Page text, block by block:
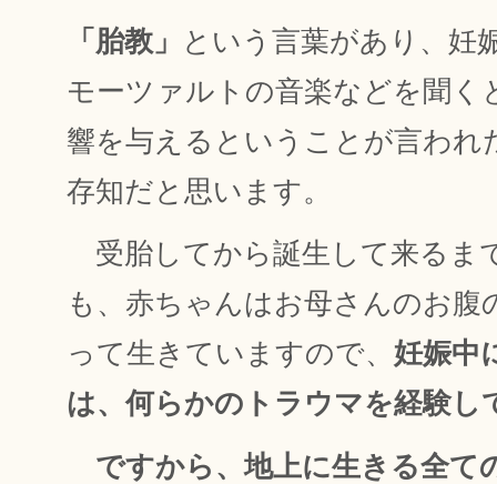
「胎教」
という言葉があり、妊
モーツァルトの音楽などを聞く
響を与えるということが言われ
存知だと思います。
受胎してから誕生して来るま
も、赤ちゃんはお母さんのお腹
って生きていますので、 妊娠中
は、何らかのトラウマを経験し
ですから、地上に生きる全て